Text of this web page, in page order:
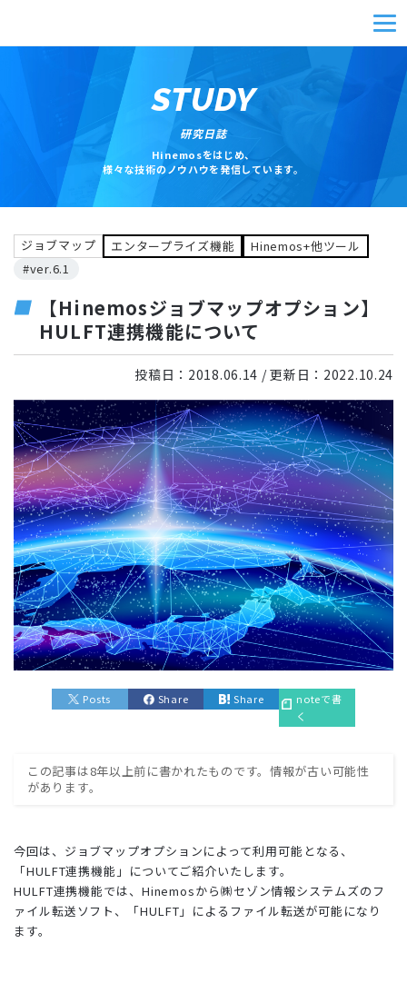
STUDY
研究日誌
Hinemosをはじめ、
様々な技術のノウハウを発信しています。
ジョブマップ エンタープライズ機能
Hinemos+他ツール
#ver.6.1
【Hinemosジョブマップオプション】
HULFT連携機能について
投稿日： 2018.06.14 / 更新日： 2022.10.24
Posts Share Share
noteで書
く
この記事は8年以上前に書かれたものです。情報が古い可能性
があります。
今回は、ジョブマップオプションによって利用可能となる、
「HULFT連携機能」についてご紹介いたします。
HULFT連携機能では、Hinemosから㈱セゾン情報システムズのフ
ァイル転送ソフト、「HULFT」によるファイル転送が可能になり
ます。